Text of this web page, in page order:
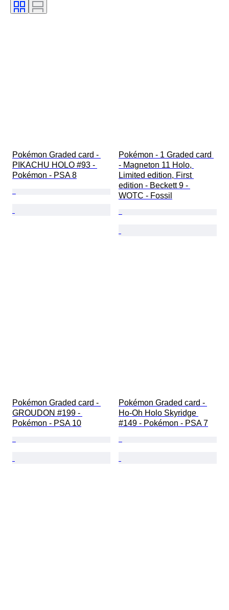
Pokémon Graded card -
PIKACHU HOLO #93 -
Pokémon - PSA 8
Pokémon - 1 Graded card
- Magneton 11 Holo,
Limited edition, First
edition - Beckett 9 -
WOTC - Fossil
Pokémon Graded card -
GROUDON #199 -
Pokémon - PSA 10
Pokémon Graded card -
Ho-Oh Holo Skyridge
#149 - Pokémon - PSA 7